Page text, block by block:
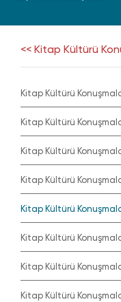
<< Kitap Kültürü
Kitap Kültürü
Kitap Kültürü
Kitap Kültürü
Kitap Kültürü
Kitap Kültürü
Kitap Kültürü
Kitap Kültürü
Kitap Kültürü